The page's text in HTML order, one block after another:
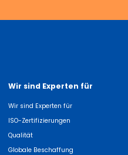
Wir sind Experten für
Wir sind Experten für
ISO-Zertifizierungen
Qualität
Globale Beschaffung